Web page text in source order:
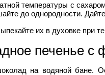
температуры с
до однородности.
их в духовке при
печенье с
на водяной бане.